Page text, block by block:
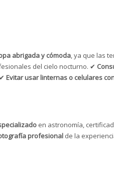
abrigada y cómoda, ya que las
del cielo nocturno. ✔
Evitar usar linternas o celulares
en astronomía,
profesional de la